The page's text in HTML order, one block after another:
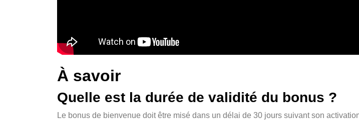
À savoir
Quelle est la durée de validité du bonus ?
Le bonus de bienvenue doit être misé dans un délai de 30 jours suivant son